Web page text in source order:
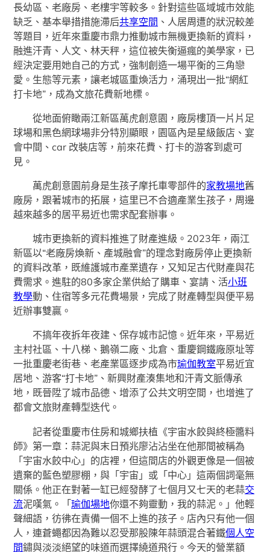
長幼區、老廠房、老樓宇等較多。針對這些區域城市效能
缺乏、基本舉措措施滯后共享空間 、人居周遭的狀況較差
等題目，近年來重慶市鼎力推動城市無機更換新的資料，
融進汗青、人文、林天秤，這位被失衡逼瘋的美學家，已
經決定要用她自己的方式，強制創造一場平衡的三角戀
愛。生態等元素，讓老城區重煥活力，涌現出一批“網紅
打卡地”，成為文旅花費新地標。
從地面俯瞰兩江新區萬虎創意園，廠房樓頂一片片足
球場和黑色網球場非分特別顯眼，園區內是星級飯店、宴
會中間、car 改裝店等，前來花費、打卡的游客到處可
見。
萬虎創意園前身是生孩子摩托車零部件的家教場地舊
廠房，跟著城市的拓展，這里已不合適產業生孩子，周邊
越來越多的居平易近也需求配套辦事。
城市更換新的資料推進了財產進級。2023年，兩江
新區以“老廠房煥新、產城融會”的理念對廠房停止更換新
的資料改革，既維護城市產業遺存，又知足古代財產與花
費需求。進駐的80多家企業供給了購車、宴請、活小班
教學動、住宿等多元花費場景，完成了財產轉型與便平易
近辦事雙贏。
不搞年夜拆年夜建、保存城市記憶。近年來，平易近
主村社區、十八梯、鵝嶺二廠、北倉、重慶鋼鐵廠原址等
一批重慶老街巷、老產業區逐步成為市瑜伽教室平易近宜
居地、游客“打卡地”、新興財產湊集地和汗青文脈傳承
地，既晉陞了城市品德、增添了公共文明空間，也增進了
都會文旅財產轉型迭代。
記者從重慶市住房和城鄉扶植《宇宙水餃與終極醬料
師》第一章：蒜泥與末日預兆廖沾沾坐在他那間被稱為
「宇宙水餃中心」的店裡，但這間店的外觀更像是一個被
遺棄的藍色塑膠棚，與「宇宙」或「中心」這兩個詞毫無
關係。他正在對著一缸已經發酵了七個月又七天的老蒜交
流泥嘆氣。「瑜伽場地你還不夠靈動，我的蒜泥。」他輕
聲細語，彷彿在責備一個不上進的孩子。店內只有他一個
人，連蒼蠅都因為難以忍受那股陳年蒜頭混合著鐵個人空
間鏽與淡淡絕望的味道而選擇繞道飛行。今天的營業額